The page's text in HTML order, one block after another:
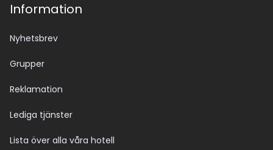
Information
Nyhetsbrev
Grupper
Reklamation
Lediga tjänster
Lista över alla våra hotell